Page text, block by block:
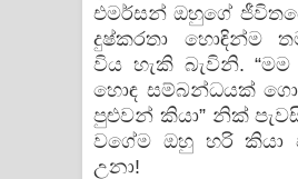
එමර්සන් ඔහුගේ
දුෂ්කරතා හොඳින්ම
විය හැකි බැවිනි. “මම
හොඳ සම්බන්ධයක්
පුළුවන් කියා” නික්
වගේම ඔහු හරි කියා
උනා!